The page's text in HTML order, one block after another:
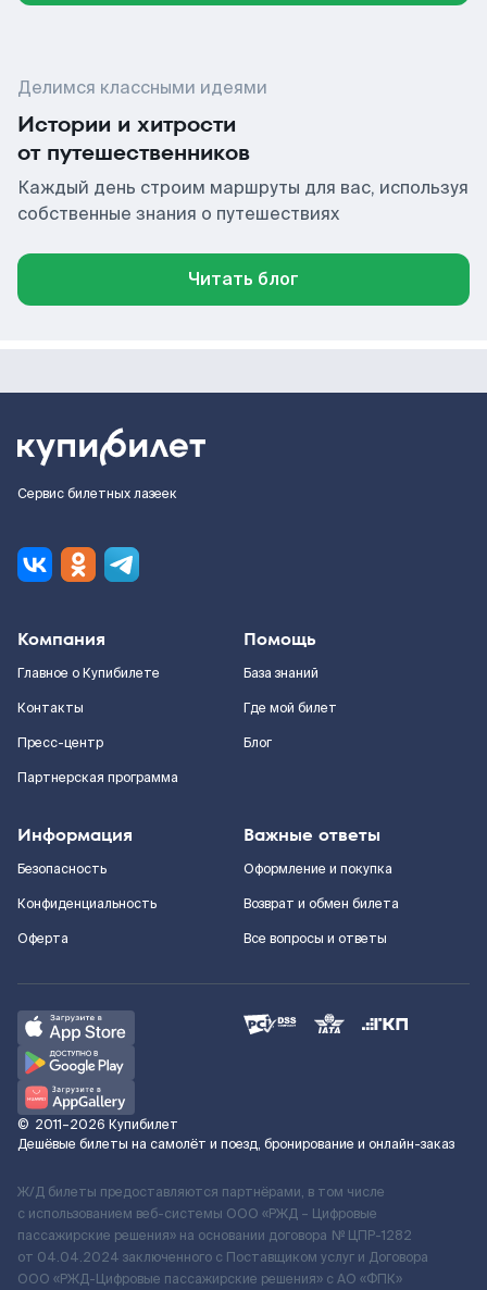
Делимся классными идеями
Истории и хитрости
от путешественников
Каждый день строим маршруты для вас, используя
собственные знания о путешествиях
Читать блог
Сервис билетных лазеек
Компания
Главное о Купибилете
Контакты
Пресс-центр
Партнерская программа
Помощь
База знаний
Где мой билет
Блог
Информация
Безопасность
Конфиденциальность
Оферта
Важные ответы
Оформление и покупка
Возврат и обмен билета
Все вопросы и ответы
© 2011–2026 Купибилет
Дешёвые билеты на самолёт и поезд, бронирование и онлайн-заказ
Ж/Д билеты предоставляются партнёрами, в том числе
с использованием веб-системы ООО «РЖД – Цифровые
пассажирские решения» на основании договора № ЦПР-1282
от 04.04.2024 заключенного с Поставщиком услуг и Договора
ООО «РЖД-Цифровые пассажирские решения» c АО «ФПК»